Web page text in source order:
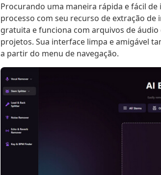
Procurando uma maneira rápida e fácil de
processo com seu recurso de extração
gratuita e funciona com arquivos de
projetos. Sua interface limpa e amigável
a partir do menu de navegação.